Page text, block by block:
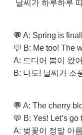
날씨가 하루하루
💬 A: Spring is
💬 B: Me too! The
A: 드디어 봄이 왔
B: 나도! 날씨가 소
💬 A: The cherry
💬 B: Yes! Let’s
A: 벚꽃이 정말 아